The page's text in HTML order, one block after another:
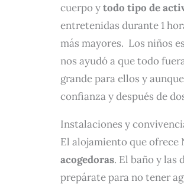
cuerpo ytodo tipo de
entretenidas durante 1
más mayores. Los niños
nos ayudó a que todo
grande para ellos y
confianza y después de
Instalaciones y
El alojamiento que ofrece
acogedoras. El baño y las
prepárate para no tener